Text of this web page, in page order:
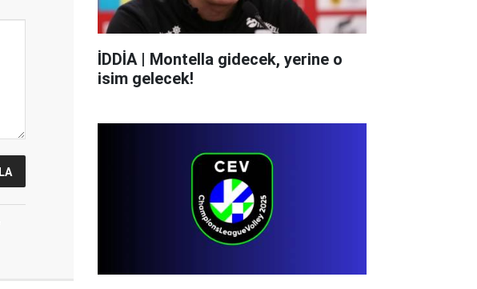
İDDİA | Montella gidecek, yerine o
isim gelecek!